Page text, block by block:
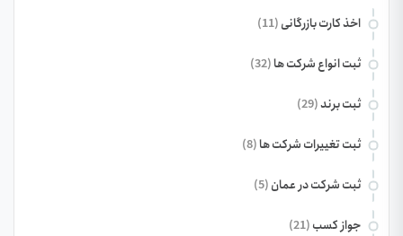
اخذ کارت بازرگانی(11)
ثبت انواع شرکت ها(32)
ثبت برند(29)
ثبت تغییرات شرکت ها(8)
ثبت شرکت در عمان(5)
جواز کسب(21)